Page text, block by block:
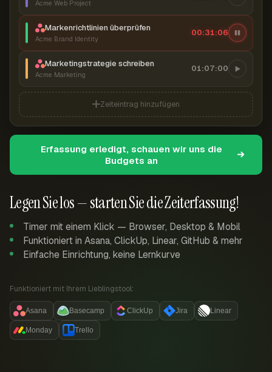
Legen Sie los — starten Sie die Zeiterfassung!
Timer mit einem Klick — Browser, Desktop & Mobil
Funktioniert in Asana, ClickUp, Linear, GitHub & mehr
Einfache Einrichtung, keine Lernkurve
Funktioniert mit Ihrem Lieblingstool:
Asana Basecamp ClickUp Jira Linear
Monday Trello
Acme Web Project
Markenrichtlinien überprüfen
Acme Brand Identity
00:31:07
Marketingstrategie schreiben
Acme Marketing
01:07:00
Zeiteintrag hinzufügen
Erfassung erledigt, schauen wir uns die
Budgets an